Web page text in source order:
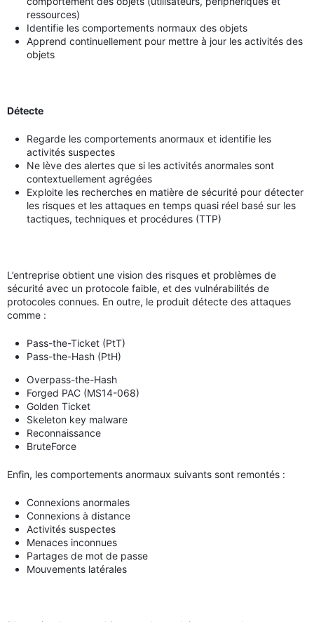
ressources)
Identifie les comportements normaux des objets
Apprend continuellement pour mettre à jour les activités des
objets
Détecte
Regarde les comportements anormaux et identifie les
activités suspectes
Ne lève des alertes que si les activités anormales sont
contextuellement agrégées
Exploite les recherches en matière de sécurité pour détecter
les risques et les attaques en temps quasi réel basé sur les
tactiques, techniques et procédures (TTP)
L’entreprise obtient une vision des risques et problèmes de
sécurité avec un protocole faible, et des vulnérabilités de
protocoles connues. En outre, le produit détecte des attaques
comme :
Pass-the-Ticket (PtT)
Pass-the-Hash (PtH)
Overpass-the-Hash
Forged PAC (MS14-068)
Golden Ticket
Skeleton key malware
Reconnaissance
BruteForce
Enfin, les comportements anormaux suivants sont remontés :
Connexions anormales
Connexions à distance
Activités suspectes
Menaces inconnues
Partages de mot de passe
Mouvements latérales